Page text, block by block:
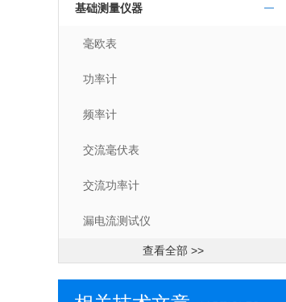
基础测量仪器
毫欧表
功率计
频率计
交流毫伏表
交流功率计
漏电流测试仪
查看全部 >>